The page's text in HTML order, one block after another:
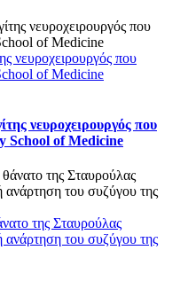
νευροχειρουργός που
of Medicine
νευροχειρουργός που
School of Medicine
της Σταυρούλας
του συζύγου της